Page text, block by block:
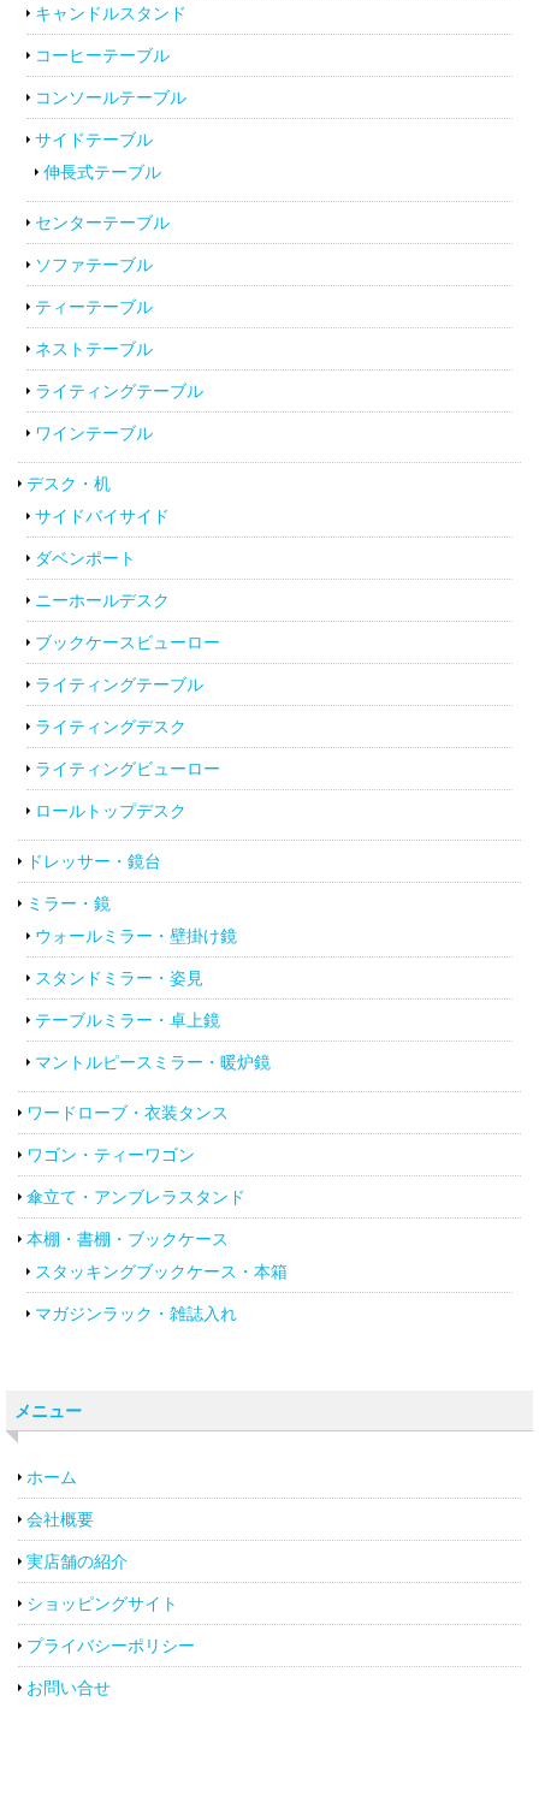
キャンドルスタンド
コーヒーテーブル
コンソールテーブル
サイドテーブル
伸長式テーブル
センターテーブル
ソファテーブル
ティーテーブル
ネストテーブル
ライティングテーブル
ワインテーブル
デスク・机
サイドバイサイド
ダベンポート
ニーホールデスク
ブックケースビューロー
ライティングテーブル
ライティングデスク
ライティングビューロー
ロールトップデスク
ドレッサー・鏡台
ミラー・鏡
ウォールミラー・壁掛け鏡
スタンドミラー・姿見
テーブルミラー・卓上鏡
マントルピースミラー・暖炉鏡
ワードローブ・衣装タンス
ワゴン・ティーワゴン
傘立て・アンブレラスタンド
本棚・書棚・ブックケース
スタッキングブックケース・本箱
マガジンラック・雑誌入れ
メニュー
ホーム
会社概要
実店舗の紹介
ショッピングサイト
プライバシーポリシー
お問い合せ